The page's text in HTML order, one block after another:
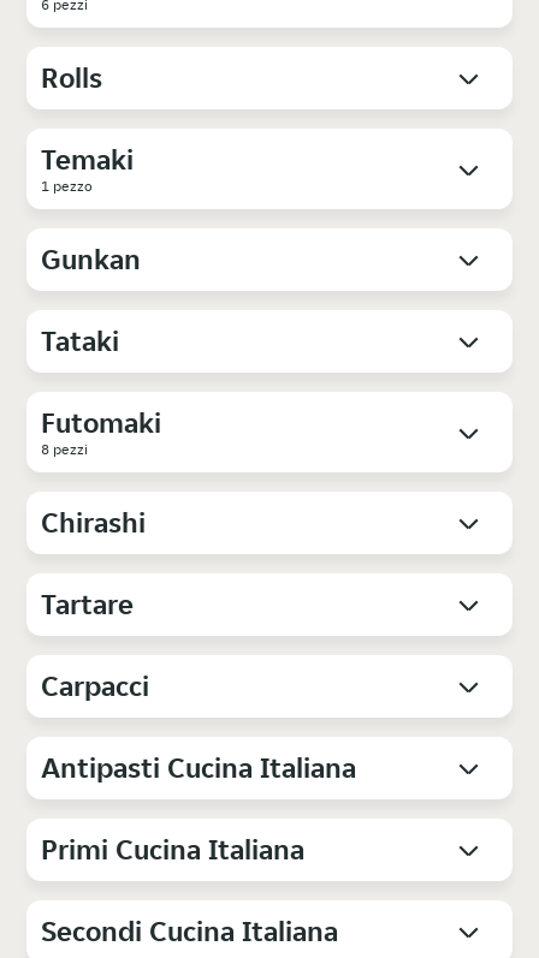
6 pezzi
Rolls
Temaki
1 pezzo
Gunkan
Tataki
Futomaki
8 pezzi
Chirashi
Tartare
Carpacci
Antipasti Cucina Italiana
Primi Cucina Italiana
Secondi Cucina Italiana